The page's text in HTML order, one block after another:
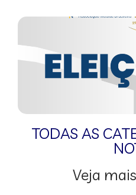
TODAS AS
Veja